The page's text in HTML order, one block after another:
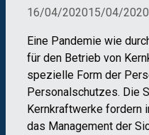
16/04/202015/04/2020
Eine Pandemie wie
für den Betrieb von
spezielle Form der
Personalschutzes. Die
Kernkraftwerke fordern
das Management der